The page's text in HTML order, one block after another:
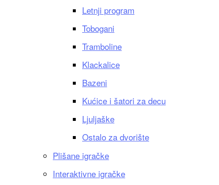
Letnji program
Tobogani
Tramboline
Klackalice
Bazeni
Kućice i šatori za decu
Ljuljaške
Ostalo za dvorište
Plišane igračke
Interaktivne igračke